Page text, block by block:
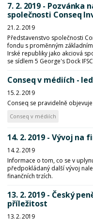
7. 2. 2019 - Pozvánka
společnosti Conseq
21. 2. 2019
Představenstvo společnosti
fondu s proměnným
Irské republiky jako akciová
se sídlem 5 George's Dock
Conseq v médiích -
15. 2. 2019
Conseq se pravidelně
Conseq v médiích
14. 2. 2019 - Vývoj na
14. 2. 2019
Informace o tom, co se v
předpokládaný další vývoj
finančních trzích.
13. 2. 2019 - Český
příležitost
13. 2. 2019